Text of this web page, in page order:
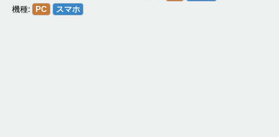
機種:
PC スマホ